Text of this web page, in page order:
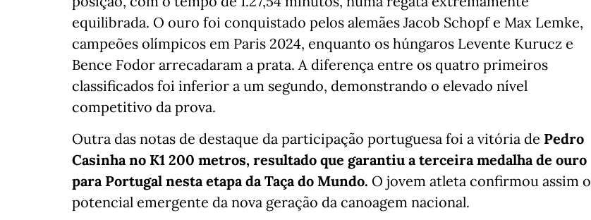
equilibrada. O ouro foi conquistado pelos alemães Jacob Schopf e Max Lemke,
campeões olímpicos em Paris 2024, enquanto os húngaros Levente Kurucz e
Bence Fodor arrecadaram a prata. A diferença entre os quatro primeiros
classificados foi inferior a um segundo, demonstrando o elevado nível
competitivo da prova.
Outra das notas de destaque da participação portuguesa foi a vitória de Pedro
Casinha no K1 200 metros, resultado que garantiu a terceira medalha de ouro
para Portugal nesta etapa da Taça do Mundo. O jovem atleta confirmou assim o
potencial emergente da nova geração da canoagem nacional.